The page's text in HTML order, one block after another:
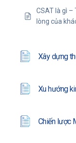
CSAT là gì –
lòng của
Xây dựng
Xu hướng
Chiến lược